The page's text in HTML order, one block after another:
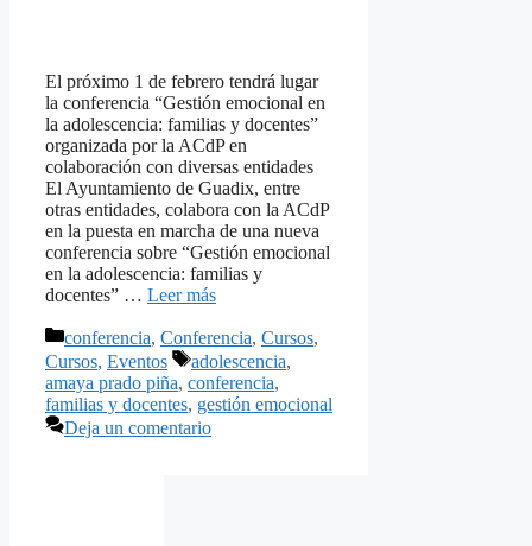
El próximo 1 de febrero tendrá lugar
la conferencia “Gestión emocional en
la adolescencia: familias y docentes”
organizada por la ACdP en
colaboración con diversas entidades
El Ayuntamiento de Guadix, entre
otras entidades, colabora con la ACdP
en la puesta en marcha de una nueva
conferencia sobre “Gestión emocional
en la adolescencia: familias y
docentes” … Leer más
Categorías
conferencia, Conferencia, Cursos,
Cursos, Eventos Etiquetas
adolescencia,
amaya prado piña, conferencia,
familias y docentes, gestión emocional
Deja un comentario